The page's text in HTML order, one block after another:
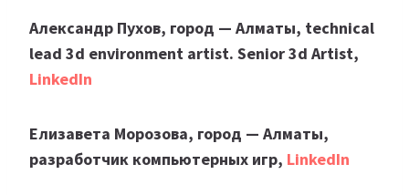
Александр Пухов, город — Алматы, technical
lead 3d environment artist. Senior 3d Artist,
LinkedIn
Елизавета Морозова, город — Алматы,
разработчик компьютерных игр, LinkedIn